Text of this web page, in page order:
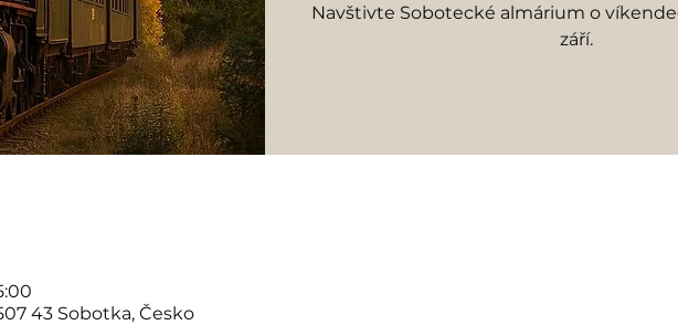
Navštivte Sobotecké almárium o
září.
43 Sobotka, Česko